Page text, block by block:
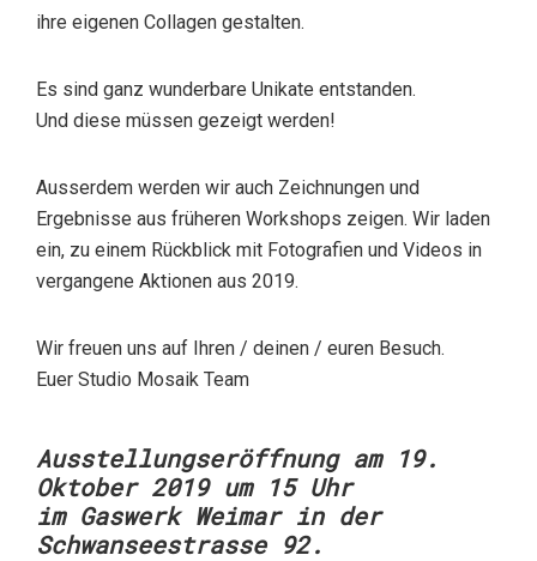
ihre eigenen Collagen gestalten.
Es sind ganz wunderbare Unikate entstanden.
Und diese müssen gezeigt werden!
Ausserdem werden wir auch Zeichnungen und
Ergebnisse aus früheren Workshops zeigen. Wir laden
ein, zu einem Rückblick mit Fotografien und Videos in
vergangene Aktionen aus 2019.
Wir freuen uns auf Ihren / deinen / euren Besuch.
Euer Studio Mosaik Team
Ausstellungseröffnung am 19.
Oktober 2019 um 15 Uhr
im Gaswerk Weimar in der
Schwanseestrasse 92.